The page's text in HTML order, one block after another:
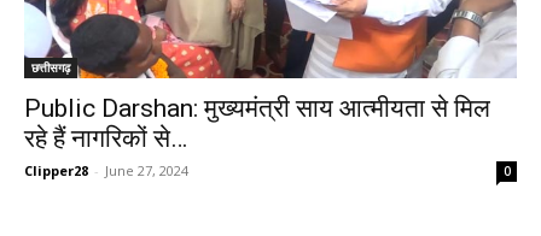
छत्तीसगढ़
Public Darshan: मुख्यमंत्री साय आत्मीयता से मिल
रहे हैं नागरिकों से…
Clipper28 - June 27, 2024 0